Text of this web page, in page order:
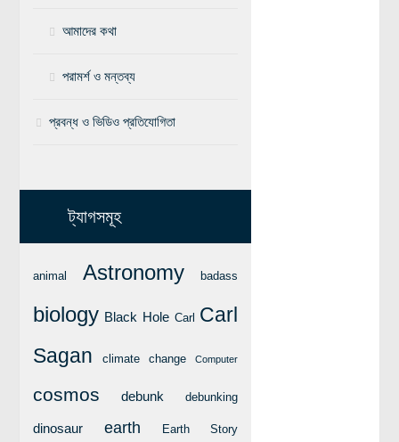
বিশেষ পাতা
তথ্য ও যোগাযোগ
বিজ্ঞানযাত্রা ম্যাগাজিন
যোগাযোগ
আমাদের কথা
পরামর্শ ও মন্তব্য
প্রবন্ধ ও ভিডিও প্রতিযোগিতা
ট্যাগসমূহ
animal Astronomy badass
biology Black Hole Carl Carl
Sagan
climate change Computer
cosmos debunk debunking
dinosaur earth Earth Story